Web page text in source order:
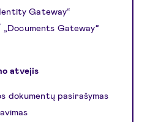
Gateway“
Gateway“
atvejis
dokumentų pasirašymas